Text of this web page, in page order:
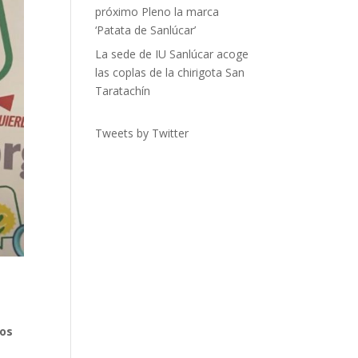
próximo Pleno la marca
‘Patata de Sanlúcar’
La sede de IU Sanlúcar acoge
las coplas de la chirigota San
Taratachín
Tweets by Twitter